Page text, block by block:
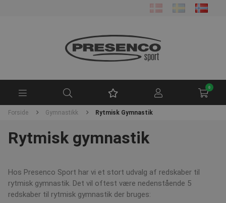
0
Forside Gymnastikk Rytmisk Gymnastik
Rytmisk gymnastik
Hos Presenco Sport har vi et stort udvalg af redskaber til
rytmisk gymnastik. Det vil oftest være nedenstående 5
redskaber til rytmisk gymnastik der bruges: